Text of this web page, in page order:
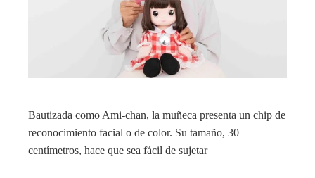
Bautizada como Ami-chan, la muñeca presenta un chip de
reconocimiento facial o de color. Su tamaño, 30
centímetros, hace que sea fácil de sujetar